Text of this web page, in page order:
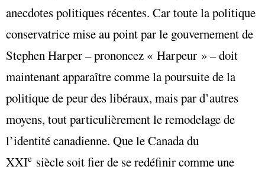
anecdotes politiques récentes. Car toute la politique
conservatrice mise au point par le gouvernement de
Stephen Harper – prononcez « Harpeur » – doit
maintenant apparaître comme la poursuite de la
politique de peur des libéraux, mais par d’autres
moyens, tout particulièrement le remodelage de
l’identité canadienne. Que le Canada du
XXIe siècle soit fier de se redéfinir comme une